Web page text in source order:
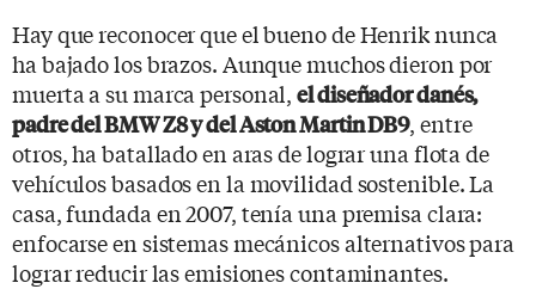
Hay que reconocer que el bueno de Henrik nunca
ha bajado los brazos. Aunque muchos dieron por
muerta a su marca personal,el diseñador danés,
padre del BMW Z8 y del Aston Martin DB9, entre
otros, ha batallado en aras de lograr una flota de
vehículos basados en la movilidad sostenible. La
casa, fundada en 2007, tenía una premisa clara:
enfocarse en sistemas mecánicos alternativos para
lograr reducir las emisiones contaminantes.